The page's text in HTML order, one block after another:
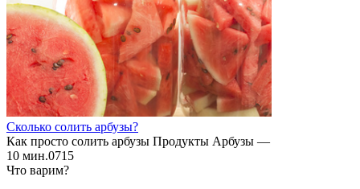
Сколько солить арбузы?
Как просто солить арбузы Продукты Арбузы —
10 мин.0715
Что варим?